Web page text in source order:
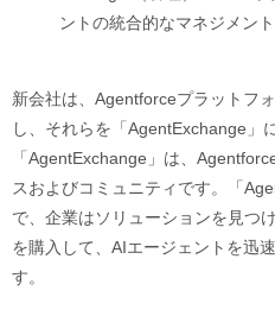
ントの統合的なマネジメン
新会社は、Agentforceプラットフ
し、それらを「AgentExchange」
「AgentExchange」は、
スおよびコミュニティです。「
で、企業はソリューションを見つ
を購入して、AIエージェントを迅
す。